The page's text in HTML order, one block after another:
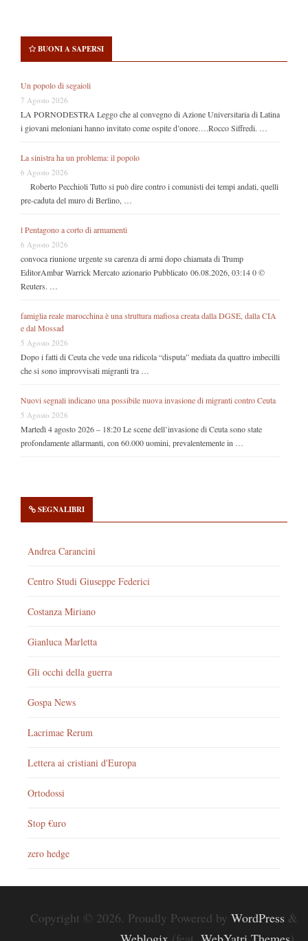
BUONI A SAPERSI
Un popolo di segaioli
7 Agosto 2026
LA PORNODESTRA Leggo che al convegno di Azione Universitaria di Latina
i giovani meloniani hanno invitato come ospite d’onore….Rocco Siffredi. …
La sinistra ha un problema: il popolo
6 Agosto 2026
Roberto Pecchioli Tutto si può dire contro i comunisti dei tempi andati, quelli
pre-caduta del muro di Berlino, …
l Pentagono a corto di armamenti
6 Agosto 2026
convoca riunione urgente su carenza di armi dopo chiamata di Trump
EditorAmbar Warrick Mercato azionario Pubblicato 06.08.2026, 03:14 0 ©
Reuters. …
famiglia reale marocchina è una struttura mafiosa creata dalla DGSE, dalla CIA
e dal Mossad
5 Agosto 2026
Dopo i fatti di Ceuta che vede una ridicola “disputa” mediata da quattro imbecilli
che si sono improvvisati migranti tra …
Nuovi segnali indicano una possibile nuova invasione di migranti contro Ceuta
5 Agosto 2026
Martedì 4 agosto 2026 – 18:20 Le scene dell’invasione di Ceuta sono state
profondamente allarmanti, con 60.000 uomini, prevalentemente in …
SEGNALIBRI
Andrea Carancini
Centro Studi Giuseppe Federici
Costanza Miriano
Gianluca Marletta
Gli occhi della guerra
Gospa News
Lacrimae Rerum
Lettera ai cristiani d'Europa
Ortodossi
Stop €uro
zero hedge
Copyright © 2026. Proudly Powered by WordPress &